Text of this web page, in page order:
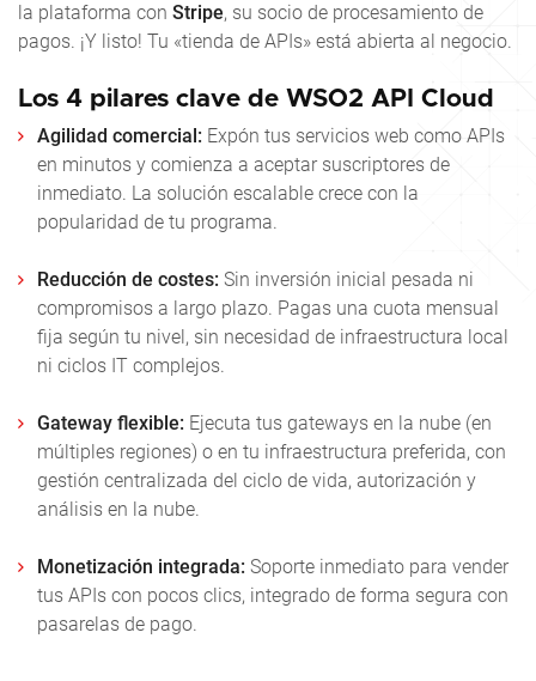
la plataforma con Stripe, su socio de procesamiento de
pagos. ¡Y listo! Tu «tienda de APIs» está abierta al negocio.
Los 4 pilares clave de WSO2 API Cloud
Agilidad comercial: Expón tus servicios web como APIs
en minutos y comienza a aceptar suscriptores de
inmediato. La solución escalable crece con la
popularidad de tu programa.
Reducción de costes: Sin inversión inicial pesada ni
compromisos a largo plazo. Pagas una cuota mensual
fija según tu nivel, sin necesidad de infraestructura local
ni ciclos IT complejos.
Gateway flexible: Ejecuta tus gateways en la nube (en
múltiples regiones) o en tu infraestructura preferida, con
gestión centralizada del ciclo de vida, autorización y
análisis en la nube.
Monetización integrada: Soporte inmediato para vender
tus APIs con pocos clics, integrado de forma segura con
pasarelas de pago.